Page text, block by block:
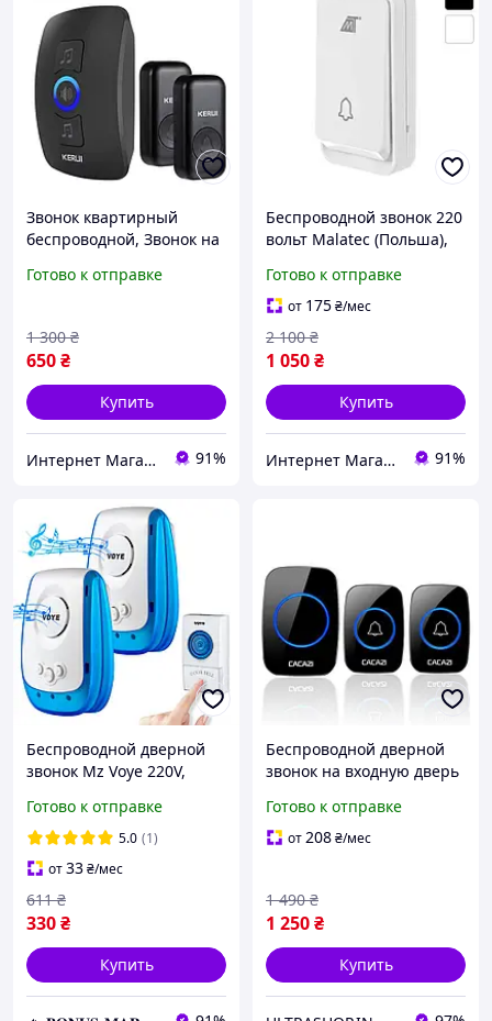
Звонок квартирный
беспроводной, Звонок на
Беспроводной звонок в
батареек, MTS
Готово к отправке
650₴
1 300 ₴
Купить
Интернет Магазин "StepShop" 91%
Беспроводной звонок 220
вольт Malatec (Польша),
Качественный
беспроводной дверной
звонок, MTS
Готово к отправке
от 175₴/мес
1 050₴
2 100 ₴
Купить
Интернет Магазин "StepShop" 91%
Беспроводной дверной
звонок Mz Voye 220V,
на дверь
Готово к отправке
5.0 (1)
от33₴/мес
330₴
611 ₴
Купить
Беспроводной дверной
звонок на входную дверь
Cacazi A21
Готово к отправке
от208₴/мес
1 250₴
1 490 ₴
Купить